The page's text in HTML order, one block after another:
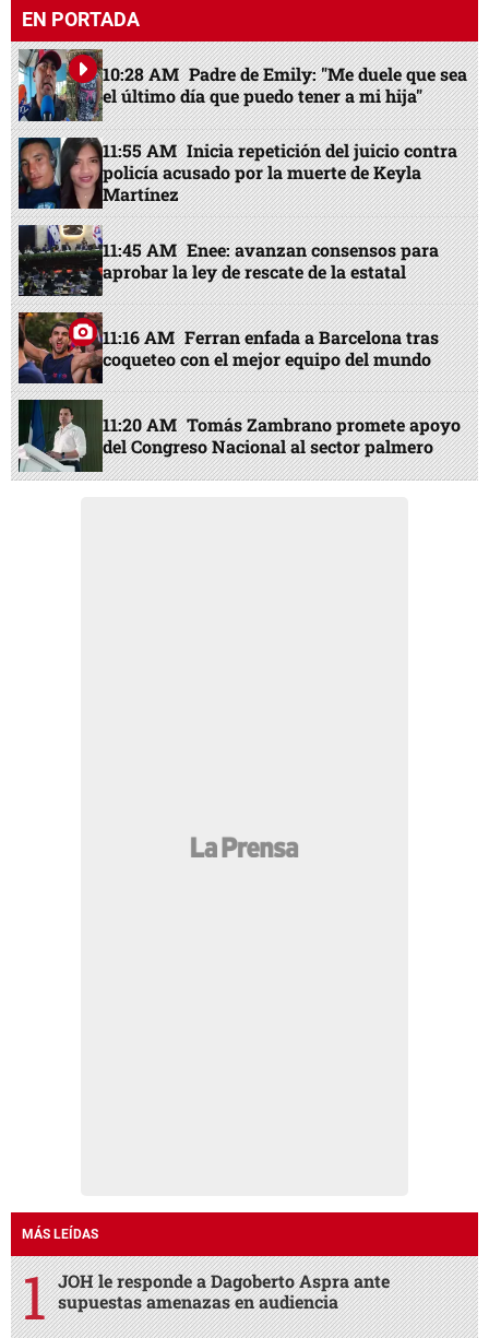
EN PORTADA
10:28 AM Padre de Emily: "Me duele que sea
el último día que puedo tener a mi hija"
11:55 AM Inicia repetición del juicio contra
policía acusado por la muerte de Keyla
Martínez
11:45 AM Enee: avanzan consensos para
aprobar la ley de rescate de la estatal
11:16 AM Ferran enfada a Barcelona tras
coqueteo con el mejor equipo del mundo
11:20 AM Tomás Zambrano promete apoyo
del Congreso Nacional al sector palmero
MÁS LEÍDAS
JOH le responde a Dagoberto Aspra ante
supuestas amenazas en audiencia